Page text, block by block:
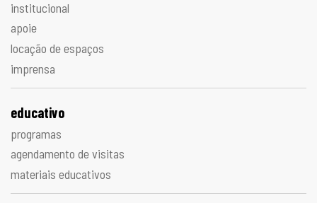
institucional
apoie
locação de espaços
imprensa
educativo
programas
agendamento de visitas
materiais educativos